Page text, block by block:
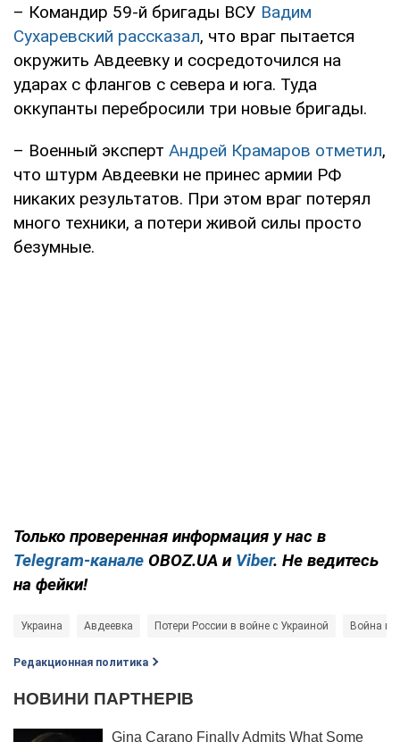
– Командир 59-й бригады ВСУ Вадим
Сухаревский рассказал, что враг пытается
окружить Авдеевку и сосредоточился на
ударах с флангов с севера и юга. Туда
оккупанты перебросили три новые бригады.
– Военный эксперт Андрей Крамаров отметил,
что штурм Авдеевки не принес армии РФ
никаких результатов. При этом враг потерял
много техники, а потери живой силы просто
безумные.
Только проверенная информация у нас в
Telegram-канале OBOZ.UA и Viber. Не ведитесь
на фейки!
Украина Авдеевка Потери России в войне с Украиной Война в
Редакционная политика